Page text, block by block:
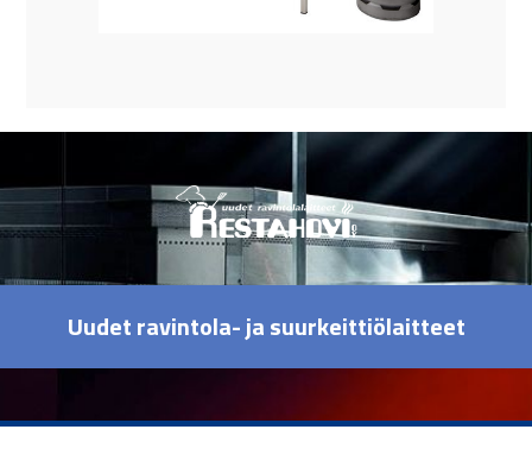
Uudet ravintola- ja suurkeittiölaitteet